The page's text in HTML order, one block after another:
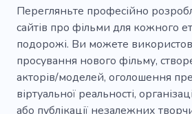
Шоуріл
Релакс
Потокове передавання
Художник
Музичне відео
Прем'єра
Запис
Перегляньте професійно
сайтів про фільми для кожного
подорожі. Ви можете
просування нового фільму,
акторів/моделей, оголошення
віртуальної реальності,
або публікації незалежних